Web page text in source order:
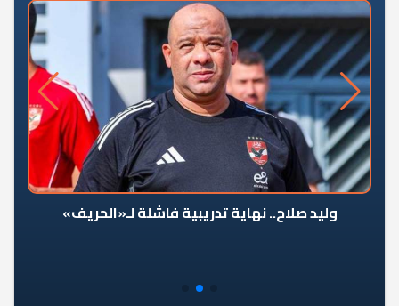
وليد صلاح.. نهاية تدريبية فاشلة لـ«الحريف»